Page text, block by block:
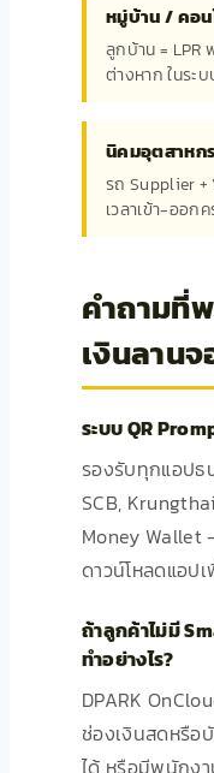
หมู่บ้าน / คอ
ลูกบ้าน = LPR
ต่างหาก ในระ
นิคมอุตสาหก
รถ Supplier
เวลาเข้า-ออก
คำถามที่
เงินลาน
ระบบ QR
รองรับทุกแอปธ
SCB,
Money Wallet
ดาวน์โหลดแอป
ถ้าลูกค้าไม่มี
ทำอย่างไร?
DPARK
ช่องเงินสดหรือ